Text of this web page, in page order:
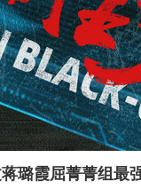
璐霞屈菁菁组最